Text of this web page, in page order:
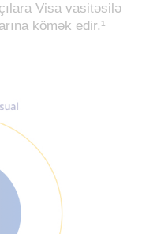
Visa vasitəsilə
kömək edir.¹